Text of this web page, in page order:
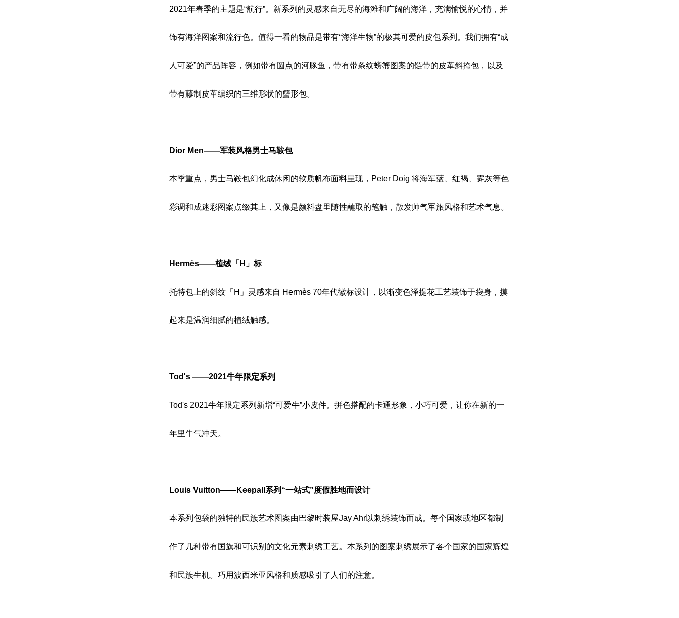
2021年春季的主题是“航行”。新系列的灵感来自无尽的海滩和广阔的海洋，充满愉悦的心情，并
饰有海洋图案和流行色。值得一看的物品是带有“海洋生物”的极其可爱的皮包系列。我们拥有“成
人可爱”的产品阵容，例如带有圆点的河豚鱼，带有带条纹螃蟹图案的链带的皮革斜挎包，以及
带有藤制皮革编织的三维形状的蟹形包。
Dior Men——军装风格男士马鞍包
本季重点，男士马鞍包幻化成休闲的软质帆布面料呈现，Peter Doig 将海军蓝、红褐、雾灰等色
彩调和成迷彩图案点缀其上，又像是颜料盘里随性蘸取的笔触，散发帅气军旅风格和艺术气息。
Hermès——植绒「H」标
托特包上的斜纹「H」灵感来自 Hermès 70年代徽标设计，以渐变色泽提花工艺装饰于袋身，摸
起来是温润细腻的植绒触感。
Tod's ——2021牛年限定系列
Tod's 2021牛年限定系列新增“可爱牛”小皮件。拼色搭配的卡通形象，小巧可爱，让你在新的一
年里牛气冲天。
Louis Vuitton——Keepall系列“一站式”度假胜地而设计
本系列包袋的独特的民族艺术图案由巴黎时装屋Jay Ahr以刺绣装饰而成。每个国家或地区都制
作了几种带有国旗和可识别的文化元素刺绣工艺。本系列的图案刺绣展示了各个国家的国家辉煌
和民族生机。巧用波西米亚风格和质感吸引了人们的注意。